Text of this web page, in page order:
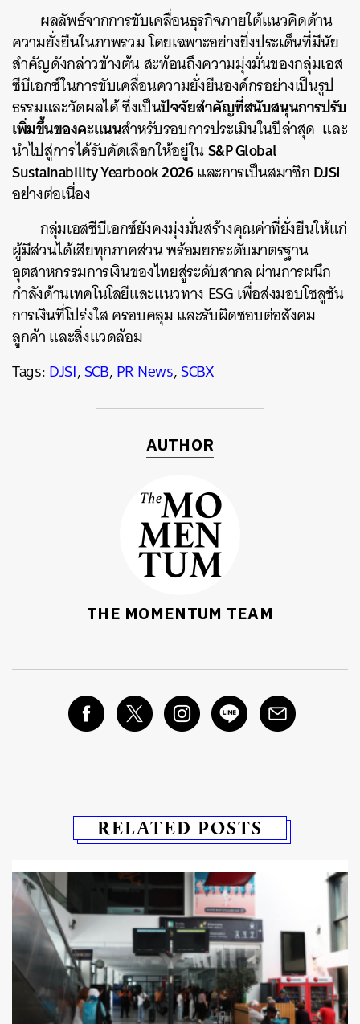
ผลลัพธ์จากการขับเคลื่อนธุรกิจภายใต้แนวคิดด้าน
ความยั่งยืนในภาพรวม โดยเฉพาะอย่างยิ่งประเด็นที่มีนัย
สำคัญดังกล่าวข้างต้น สะท้อนถึงความมุ่งมั่นของกลุ่มเอส
ซีบีเอกซ์ในการขับเคลื่อนความยั่งยืนองค์กรอย่างเป็นรูป
ธรรมและวัดผลได้ ซึ่งเป็นปัจจัยสำคัญที่สนับสนุนการปรับ
เพิ่มขึ้นของคะแนนสำหรับรอบการประเมินในปีล่าสุด และ
นำไปสู่การได้รับคัดเลือกให้อยู่ในS&P Global
Sustainability Yearbook 2026และการเป็นสมาชิกDJSI
อย่างต่อเนื่อง
กลุ่มเอสซีบีเอกซ์ยังคงมุ่งมั่นสร้างคุณค่าที่ยั่งยืนให้แก่
ผู้มีส่วนได้เสียทุกภาคส่วน พร้อมยกระดับมาตรฐาน
อุตสาหกรรมการเงินของไทยสู่ระดับสากล ผ่านการผนึก
กำลังด้านเทคโนโลยีและแนวทาง ESG เพื่อส่งมอบโซลูชัน
การเงินที่โปร่งใส ครอบคลุม และรับผิดชอบต่อสังคม
ลูกค้า และสิ่งแวดล้อม
Tags:DJSI,SCB,PR News,SCBX
AUTHOR
THE MOMENTUM TEAM
RELATED POSTS